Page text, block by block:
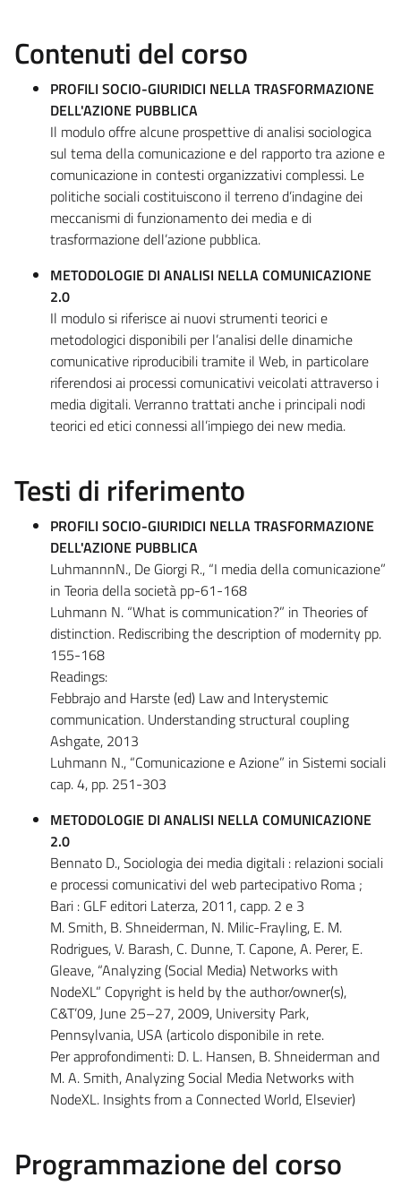
Contenuti del corso
PROFILI SOCIO-GIURIDICI NELLA TRASFORMAZIONE
DELL'AZIONE PUBBLICA
Il modulo offre alcune prospettive di analisi sociologica
sul tema della comunicazione e del rapporto tra azione e
comunicazione in contesti organizzativi complessi. Le
politiche sociali costituiscono il terreno d’indagine dei
meccanismi di funzionamento dei media e di
trasformazione dell’azione pubblica.
METODOLOGIE DI ANALISI NELLA COMUNICAZIONE
2.0
Il modulo si riferisce ai nuovi strumenti teorici e
metodologici disponibili per l’analisi delle dinamiche
comunicative riproducibili tramite il Web, in particolare
riferendosi ai processi comunicativi veicolati attraverso i
media digitali. Verranno trattati anche i principali nodi
teorici ed etici connessi all’impiego dei new media.
Testi di riferimento
PROFILI SOCIO-GIURIDICI NELLA TRASFORMAZIONE
DELL'AZIONE PUBBLICA
LuhmannnN., De Giorgi R., “I media della comunicazione”
in Teoria della società pp-61-168
Luhmann N. “What is communication?” in Theories of
distinction. Rediscribing the description of modernity pp.
155-168
Readings:
Febbrajo and Harste (ed) Law and Interystemic
communication. Understanding structural coupling
Ashgate, 2013
Luhmann N., “Comunicazione e Azione” in Sistemi sociali
cap. 4, pp. 251-303
METODOLOGIE DI ANALISI NELLA COMUNICAZIONE
2.0
Bennato D., Sociologia dei media digitali : relazioni sociali
e processi comunicativi del web partecipativo Roma ;
Bari : GLF editori Laterza, 2011, capp. 2 e 3
M. Smith, B. Shneiderman, N. Milic-Frayling, E. M.
Rodrigues, V. Barash, C. Dunne, T. Capone, A. Perer, E.
Gleave, “Analyzing (Social Media) Networks with
NodeXL” Copyright is held by the author/owner(s),
C&T’09, June 25–27, 2009, University Park,
Pennsylvania, USA (articolo disponibile in rete.
Per approfondimenti: D. L. Hansen, B. Shneiderman and
M. A. Smith, Analyzing Social Media Networks with
NodeXL. Insights from a Connected World, Elsevier)
Programmazione del corso